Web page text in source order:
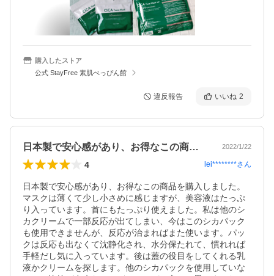
購入したストア
公式 StayFree 素肌べっぴん館
違反報告 いいね 2
日本製で安心感があり、お得なこの商品を… 2022/1/22
4 lei********さん
日本製で安心感があり、お得なこの商品を購入しました。
マスクは薄くて少し小さめに感じますが、美容液はたっぷ
り入っています。首にもたっぷり使えました。私は他のシ
カクリームで一部反応が出てしまい、今はこのシカパック
も使用できませんが、反応が治まればまた使います。パッ
クは反応も出なくて沈静化され、水分保たれて、慣れれば
手軽だし気に入っています。後は蓋の役目をしてくれる乳
液かクリームを探します。他のシカパックを使用していな